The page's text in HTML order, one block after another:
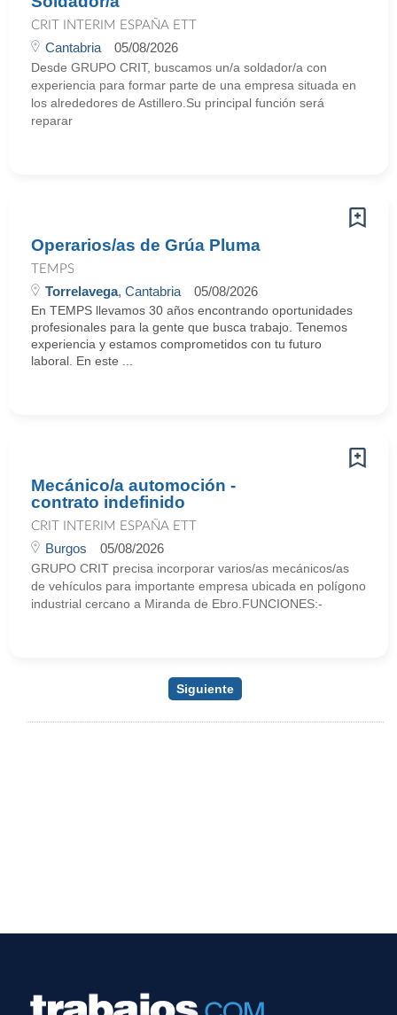
CRIT INTERIM ESPAÑA ETT
Cantabria 05/08/2026
Desde GRUPO CRIT, buscamos un/a soldador/a con
experiencia para formar parte de una empresa situada en
los alrededores de Astillero.Su principal función será
reparar
Operarios/as de Grúa Pluma
TEMPS
Torrelavega, Cantabria 05/08/2026
En TEMPS llevamos 30 años encontrando oportunidades
profesionales para la gente que busca trabajo. Tenemos
experiencia y estamos comprometidos con tu futuro
laboral. En este ...
Mecánico/a automoción -
contrato indefinido
CRIT INTERIM ESPAÑA ETT
Burgos 05/08/2026
GRUPO CRIT precisa incorporar varios/as mecánicos/as
de vehículos para importante empresa ubicada en polígono
industrial cercano a Miranda de Ebro.FUNCIONES:-
Siguiente